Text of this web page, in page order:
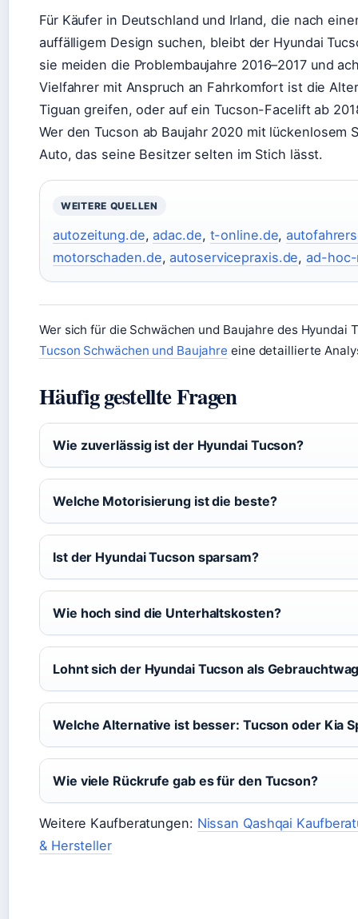
Für Käufer in Deutschland und Irland, die nach
auffälligem Design suchen, bleibt der Hyundai
sie meiden die Problembaujahre 2016–2017 und
Vielfahrer mit Anspruch an Fahrkomfort ist die
Tiguan greifen, oder auf ein Tucson-Facelift ab
Wer den Tucson ab Baujahr 2020 mit
Auto, das seine Besitzer selten im Stich lässt.
WEITERE QUELLEN
autozeitung.de,adac.de, t-online.de,
motorschaden.de,autoservicepraxis.de,ad-
Wer sich für die Schwächen und Baujahre des
Tucson Schwächen und Baujahre eine detaillierte
Häufig gestellte Fragen
Wie zuverlässig ist der Hyundai Tucson?
Welche Motorisierung ist die beste?
Ist der Hyundai Tucson sparsam?
Wie hoch sind die Unterhaltskosten?
Lohnt sich der Hyundai Tucson als
Welche Alternative ist besser: Tucson oder Kia
Wie viele Rückrufe gab es für den Tucson?
Weitere Kaufberatungen: Nissan Qashqai
& Hersteller